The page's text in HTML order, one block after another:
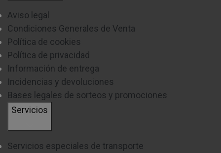
Aviso legal
Condiciones Generales de Venta
Política de cookies
Política de privacidad
Información de entrega
Incidencias y devoluciones
Bases legales de sorteos y promociones
Servicios
Servicios especiales de transporte